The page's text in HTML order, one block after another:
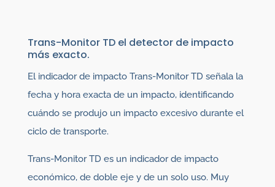
Trans-Monitor TD el detector de impacto
más exacto.
El indicador de impacto Trans-Monitor TD señala la
fecha y hora exacta de un impacto, identificando
cuándo se produjo un impacto excesivo durante el
ciclo de transporte.
Trans-Monitor TD es un indicador de impacto
económico, de doble eje y de un solo uso. Muy